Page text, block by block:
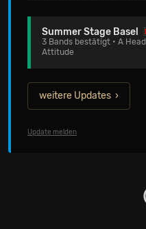
Summer Stage Basel
3 Bands bestätigt • A
Attitude
weitere Updates
Update melden